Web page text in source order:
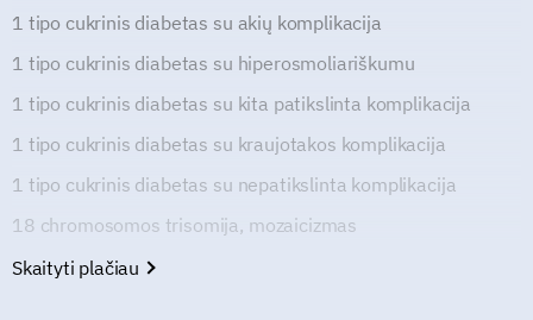
1 tipo cukrinis diabetas su akių komplikacija
1 tipo cukrinis diabetas su hiperosmoliariškumu
1 tipo cukrinis diabetas su kita patikslinta komplikacija
1 tipo cukrinis diabetas su kraujotakos komplikacija
1 tipo cukrinis diabetas su nepatikslinta komplikacija
18 chromosomos trisomija, mozaicizmas
Skaityti plačiau